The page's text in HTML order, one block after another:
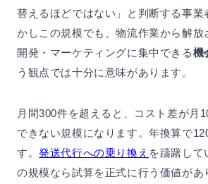
替えるほどではない」と判断する事業
かしこの規模でも、物流作業から解放
開発・マーケティングに集中できる機
う観点では十分に意味があります。
月間300件を超えると、コスト差が月
できない規模になります。年換算で
す。発送代行への乗り換え を躊躇して
の規模なら試算を正式に行う価値があ